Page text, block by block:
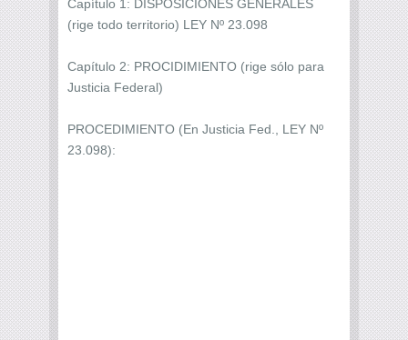
Capítulo 1: DISPOSICIONES GENERALES
(rige todo territorio) LEY Nº 23.098
Capítulo 2: PROCIDIMIENTO (rige sólo para
Justicia Federal)
PROCEDIMIENTO (En Justicia Fed., LEY Nº
23.098):